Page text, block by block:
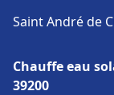
Saint André de
Chauffe eau
39200